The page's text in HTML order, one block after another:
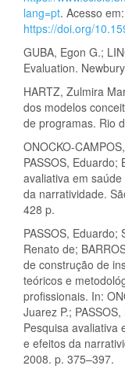
lang=pt. Acesso
https://doi.org/
GUBA, Egon G.;
Evaluation.
HARTZ, Zulmira
dos modelos
de programas. Rio
ONOCKO-
PASSOS, Eduardo;
avaliativa em
da narratividade.
428 p.
PASSOS, Eduardo;
Renato de;
de construção de
teóricos e
profissionais. In:
Juarez P.;
Pesquisa avaliativa
e efeitos da
2008. p. 375–397.